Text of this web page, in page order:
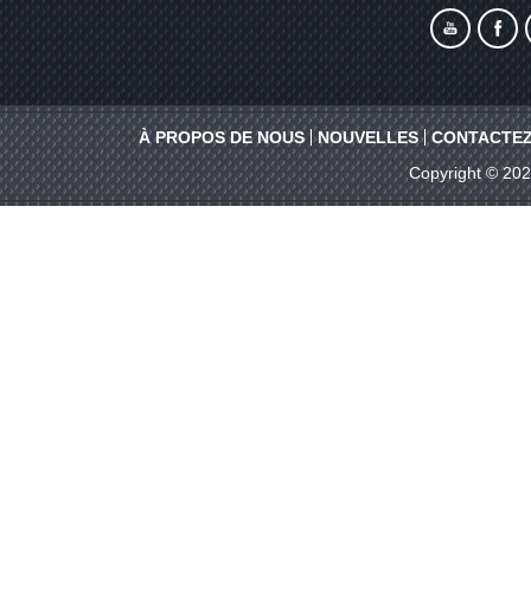
À PROPOS DE NOUS NOUVELLES
Copyright ©